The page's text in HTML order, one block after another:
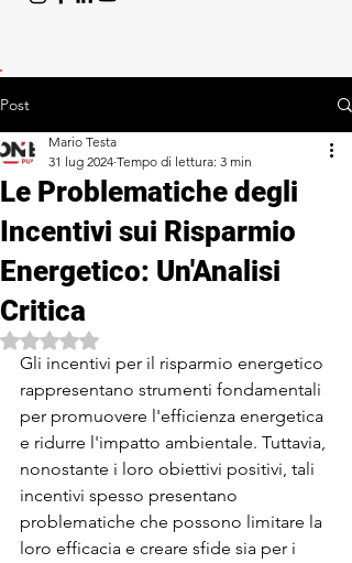
Post
Le Problematiche degli
Incentivi sui Risparmio
Energetico: Un'Analisi
Critica
Mario Testa
31 lug 2024 Tempo di lettura: 3 min
Valutazione NaN stelle su 5.
Gli incentivi per il risparmio energetico
rappresentano strumenti fondamentali
per promuovere l'efficienza energetica
e ridurre l'impatto ambientale. Tuttavia,
nonostante i loro obiettivi positivi, tali
incentivi spesso presentano
problematiche che possono limitare la
loro efficacia e creare sfide sia per i